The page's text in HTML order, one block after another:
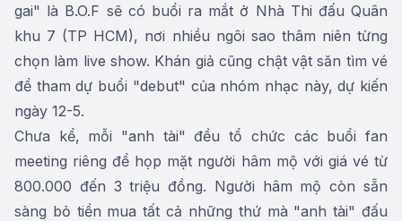
gai" là B.O.F sẽ có buổi ra mắt ở Nhà Thi đấu Quân
khu 7 (TP HCM), nơi nhiều ngôi sao thâm niên từng
chọn làm live show. Khán giả cũng chật vật săn tìm vé
để tham dự buổi "debut" của nhóm nhạc này, dự kiến
ngày 12-5.
Chưa kể, mỗi "anh tài" đều tổ chức các buổi fan
meeting riêng để họp mặt người hâm mộ với giá vé từ
800.000 đến 3 triệu đồng. Người hâm mộ còn sẵn
sàng bỏ tiền mua tất cả những thứ mà "anh tài" đấu